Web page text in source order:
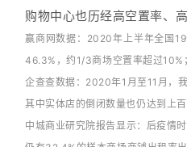
购物中心也历经高空置率、
赢商网数据：2020年上半年全国
46.3%，约1/3商场空置率超过10%；
企查查数据：2020年1月至11月，
其中实体店的倒闭数量也仍达到上百
中城商业研究院报告显示：后疫情